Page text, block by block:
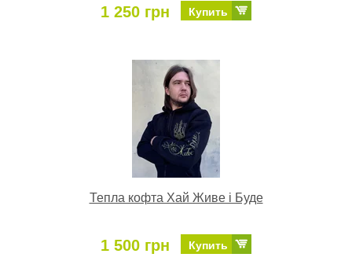
1 250 грн Купить
Тепла кофта Хай Живе і Буде
1 500 грн Купить